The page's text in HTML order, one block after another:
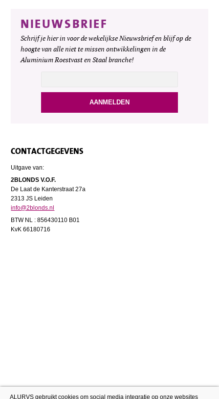
NIEUWSBRIEF
Schrijf je hier in voor de wekelijkse Nieuwsbrief en blijf op de
hoogte van alle niet te missen ontwikkelingen in de
Aluminium Roestvast en Staal branche!
CONTACTGEGEVENS
Uitgave van:
2BLONDS V.O.F.
De Laat de Kanterstraat 27a
2313 JS Leiden
info@2blonds.nl
BTW NL : 856430110 B01
KvK 66180716
ALURVS gebruikt cookies om social media integratie op onze websites